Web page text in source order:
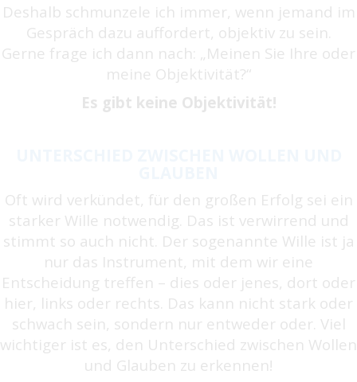
Deshalb schmunzele ich immer, wenn jemand im
Gespräch dazu auffordert, objektiv zu sein.
Gerne frage ich dann nach: „Meinen Sie Ihre oder
meine Objektivität?“
Es gibt keine Objektivität!
Oft wird verkündet, für den großen Erfolg sei ein
starker Wille notwendig. Das ist verwirrend und
stimmt so auch nicht. Der sogenannte Wille ist ja
nur das Instrument, mit dem wir eine
Entscheidung treffen – dies oder jenes, dort oder
hier, links oder rechts. Das kann nicht stark oder
schwach sein, sondern nur entweder oder. Viel
wichtiger ist es, den Unterschied zwischen Wollen
und Glauben zu erkennen!